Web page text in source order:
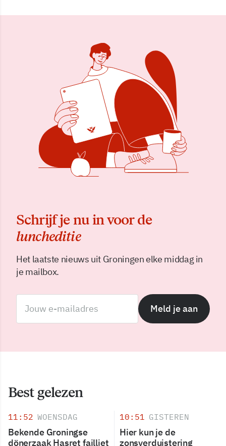
Schrijf je nu in voor de
luncheditie
Het laatste nieuws uit Groningen elke middag in
je mailbox.
Meld je aan
Best gelezen
11:52 WOENSDAG
Bekende Groningse
dönerzaak Hasret failliet
10:51 GISTEREN
Hier kun je de
zonsverduistering